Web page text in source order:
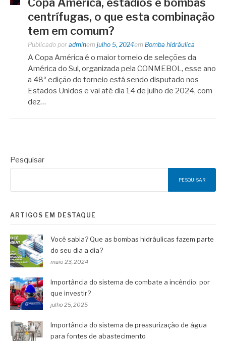
centrífugas, o que esta combinação
tem em comum?
Publicado por adminem julho 5, 2024em Bomba hidráulica
A Copa América é o maior torneio de seleções da
América do Sul, organizada pela CONMEBOL, esse ano
a 48ª edição do torneio está sendo disputado nos
Estados Unidos e vai até dia 14 de julho de 2024, com
dez…
Pesquisar
PESQUISAR
ARTIGOS EM DESTAQUE
Você sabia? Que as bombas hidráulicas fazem parte
do seu dia a dia?
maio 23, 2024
Importância do sistema de combate a incêndio: por
que investir?
julho 25, 2025
Importância do sistema de pressurização de água
para fontes de abastecimento